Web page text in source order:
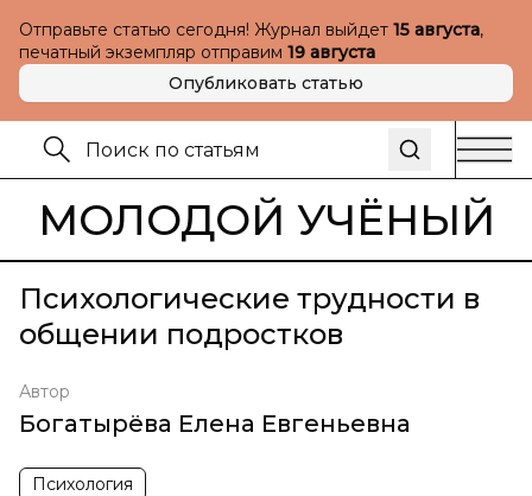
Отправьте статью сегодня! Журнал выйдет 15 августа,
печатный экземпляр отправим 19 августа
Опубликовать статью
МОЛОДОЙ УЧЁНЫЙ
Психологические трудности в
общении подростков
Автор
Богатырёва Елена Евгеньевна
Психология